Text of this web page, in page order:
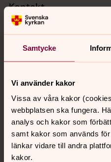
Samtycke
Vi använder kakor
Vissa av våra kakor
webbplatsen ska fungera.
analys och kakor som
samt kakor som används
länkar vidare till andra
kakor.
Kontakt
Kalender
Hitta snabbt
Sociala kanaler